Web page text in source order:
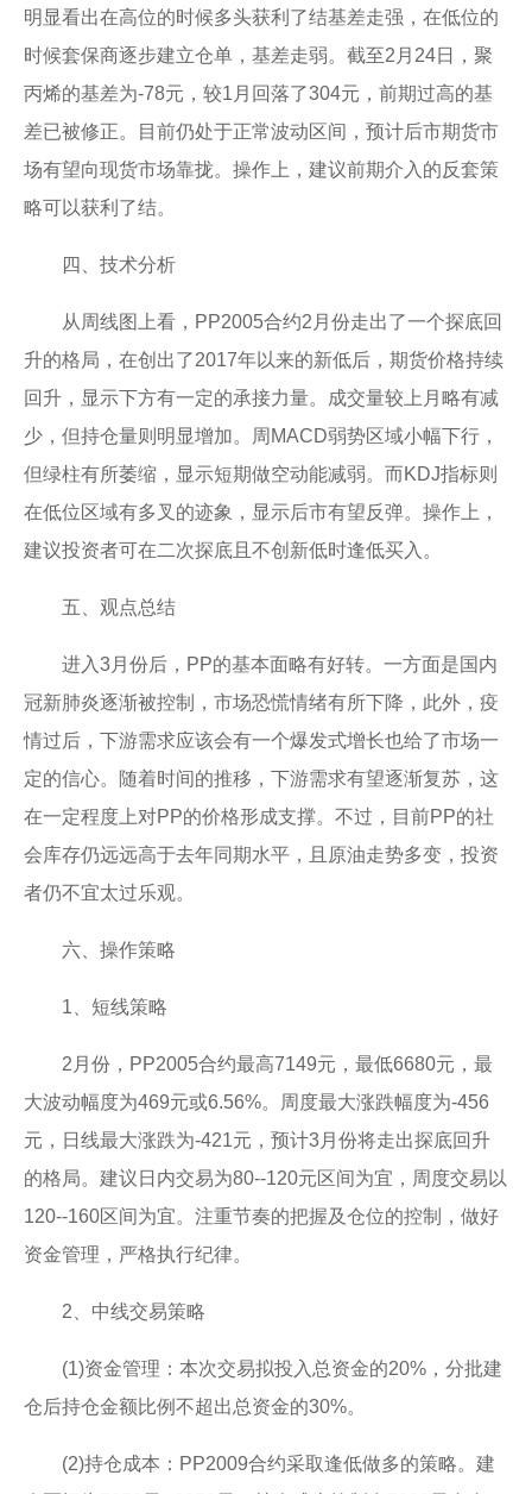
明显看出在高位的时候多头获利了结基差走强，在低位的
时候套保商逐步建立仓单，基差走弱。截至2月24日，聚
丙烯的基差为-78元，较1月回落了304元，前期过高的基
差已被修正。目前仍处于正常波动区间，预计后市期货市
场有望向现货市场靠拢。操作上，建议前期介入的反套策
略可以获利了结。
四、技术分析
从周线图上看，PP2005合约2月份走出了一个探底回
升的格局，在创出了2017年以来的新低后，期货价格持续
回升，显示下方有一定的承接力量。成交量较上月略有减
少，但持仓量则明显增加。周MACD弱势区域小幅下行，
但绿柱有所萎缩，显示短期做空动能减弱。而KDJ指标则
在低位区域有多叉的迹象，显示后市有望反弹。操作上，
建议投资者可在二次探底且不创新低时逢低买入。
五、观点总结
进入3月份后，PP的基本面略有好转。一方面是国内
冠新肺炎逐渐被控制，市场恐慌情绪有所下降，此外，疫
情过后，下游需求应该会有一个爆发式增长也给了市场一
定的信心。随着时间的推移，下游需求有望逐渐复苏，这
在一定程度上对PP的价格形成支撑。不过，目前PP的社
会库存仍远远高于去年同期水平，且原油走势多变，投资
者仍不宜太过乐观。
六、操作策略
1、短线策略
2月份，PP2005合约最高7149元，最低6680元，最
大波动幅度为469元或6.56%。周度最大涨跌幅度为-456
元，日线最大涨跌为-421元，预计3月份将走出探底回升
的格局。建议日内交易为80--120元区间为宜，周度交易以
120--160区间为宜。注重节奏的把握及仓位的控制，做好
资金管理，严格执行纪律。
2、中线交易策略
(1)资金管理：本次交易拟投入总资金的20%，分批建
仓后持仓金额比例不超出总资金的30%。
(2)持仓成本：PP2009合约采取逢低做多的策略。建